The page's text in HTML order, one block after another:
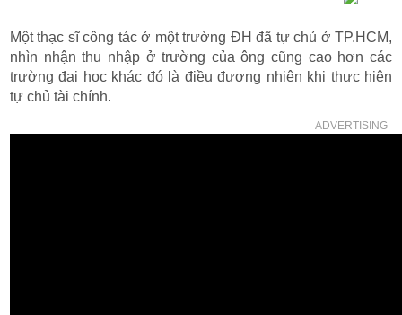
Một thạc sĩ công tác ở một trường ĐH đã tự chủ ở TP.HCM,
nhìn nhận thu nhập ở trường của ông cũng cao hơn các
trường đại học khác đó là điều đương nhiên khi thực hiện
tự chủ tài chính.
ADVERTISING